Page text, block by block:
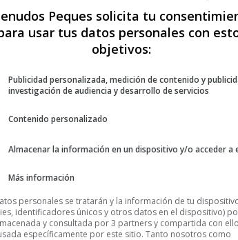
de frutos rojos
Peques solicita tu
usar tus datos personales con
objetivos:
Publicidad personalizada, medición de contenido y
investigación de audiencia y desarrollo de servicios
Contenido personalizado
Almacenar la información en un dispositivo y/o acceder a
Más información
personales se tratarán y la información de tu
identificadores únicos y otros datos en el dispositivo)
y consultada por 3 partners y compartida con
específicamente por este sitio. Tanto nosotros como